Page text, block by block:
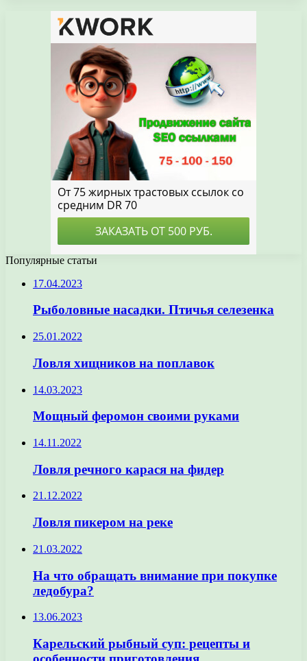
Популярные статьи
17.04.2023
Рыболовные насадки. Птичья селезенка
25.01.2022
Ловля хищников на поплавок
14.03.2023
Мощный феромон своими руками
14.11.2022
Ловля речного карася на фидер
21.12.2022
Ловля пикером на реке
21.03.2022
На что обращать внимание при покупке
ледобура?
13.06.2023
Карельский рыбный суп: рецепты и